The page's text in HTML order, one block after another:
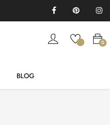
FacebookPinterest
0
BLOG